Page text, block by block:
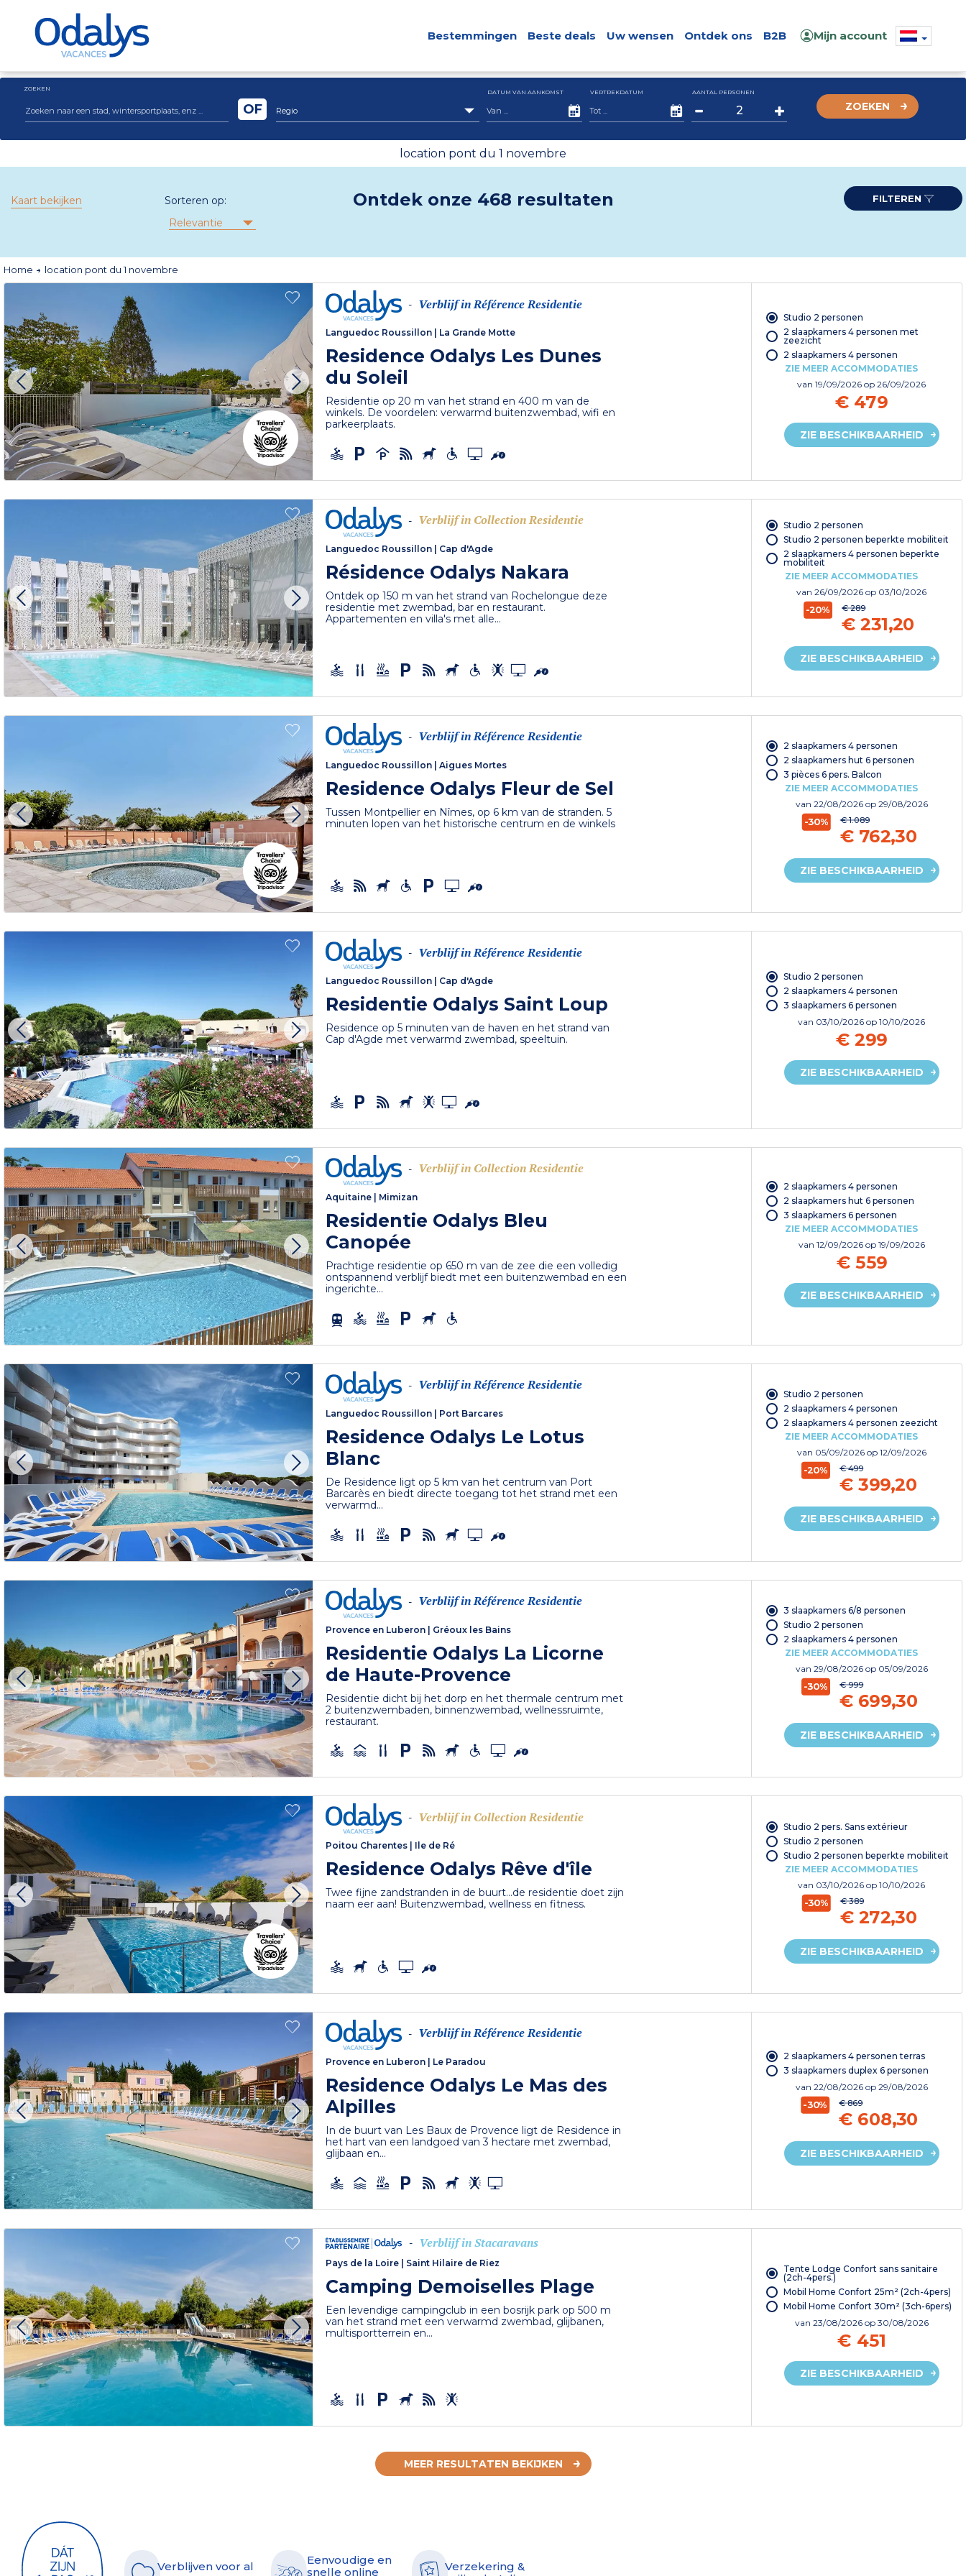
Bestemmingen Beste deals Uw wensen Ontdek ons B2B Mijn account
ZOEKEN
Regio
OF
DATUM VAN AANKOMST VERTREKDATUM AANTAL PERSONEN
ZOEKEN
location pont du 1 novembre
Kaart bekijken
Sorteren op:
Relevantie
Ontdek onze 468 resultaten FILTEREN
Home location pont du 1 novembre
- Verblijf in Référence Residentie
Languedoc Roussillon La Grande Motte
Residence Odalys Les Dunes
du Soleil
Residentie op 20 m van het strand en 400 m van de
winkels. De voordelen: verwarmd buitenzwembad, wifi en
parkeerplaats.
Studio 2 personen
2 slaapkamers 4 personen met
zeezicht
2 slaapkamers 4 personen
ZIE MEER ACCOMMODATIES
van19/09/2026op 26/09/2026
€ 479
ZIE BESCHIKBAARHEID
- Verblijf in Collection Residentie
Languedoc Roussillon Cap d'Agde
Résidence Odalys Nakara
Ontdek op 150 m van het strand van Rochelongue deze
residentie met zwembad, bar en restaurant.
Appartementen en villa's met alle...
Studio 2 personen
Studio 2 personen beperkte mobiliteit
2 slaapkamers 4 personen beperkte
mobiliteit
ZIE MEER ACCOMMODATIES
van26/09/2026op 03/10/2026
-20% € 289
€ 231,20
ZIE BESCHIKBAARHEID
- Verblijf in Référence Residentie
Languedoc Roussillon |Aigues Mortes
Residence Odalys Fleur de Sel
Tussen Montpellier en Nîmes, op 6 km van de stranden. 5
minuten lopen van het historische centrum en de winkels
2 slaapkamers 4 personen
2 slaapkamers hut 6 personen
3 pièces 6 pers. Balcon
ZIE MEER ACCOMMODATIES
van 22/08/2026 op 29/08/2026
-30% € 1.089
€ 762,30
ZIE BESCHIKBAARHEID
- Verblijf in Référence Residentie
Languedoc Roussillon Cap d'Agde
Residentie Odalys Saint Loup
Residence op 5 minuten van de haven en het strand van
Cap d'Agde met verwarmd zwembad, speeltuin.
Studio 2 personen
2 slaapkamers 4 personen
3 slaapkamers 6 personen
van 03/10/2026op 10/10/2026
€ 299
ZIE BESCHIKBAARHEID
- Verblijf in Collection Residentie
Aquitaine Mimizan
Residentie Odalys Bleu
Canopée
Prachtige residentie op 650 m van de zee die een volledig
ontspannend verblijf biedt met een buitenzwembad en een
ingerichte...
2 slaapkamers 4 personen
2 slaapkamers hut 6 personen
3 slaapkamers 6 personen
ZIE MEER ACCOMMODATIES
van 12/09/2026 op 19/09/2026
€ 559
ZIE BESCHIKBAARHEID
- Verblijf in Référence Residentie
Languedoc Roussillon Port Barcares
Residence Odalys Le Lotus
Blanc
De Residence ligt op 5 km van het centrum van Port
Barcarès en biedt directe toegang tot het strand met een
verwarmd...
Studio 2 personen
2 slaapkamers 4 personen
2 slaapkamers 4 personen zeezicht
ZIE MEER ACCOMMODATIES
van 05/09/2026 op 12/09/2026
-20% € 499
€ 399,20
ZIE BESCHIKBAARHEID
- Verblijf in Référence Residentie
Provence en Luberon | Gréoux les Bains
Residentie Odalys La Licorne
de Haute-Provence
Residentie dicht bij het dorp en het thermale centrum met
2 buitenzwembaden, binnenzwembad, wellnessruimte,
restaurant.
3 slaapkamers 6/8 personen
Studio 2 personen
2 slaapkamers 4 personen
ZIE MEER ACCOMMODATIES
van 29/08/2026 op 05/09/2026
-30% € 999
€ 699,30
ZIE BESCHIKBAARHEID
- Verblijf in Collection Residentie
Poitou Charentes Ile de Ré
Residence Odalys Rêve d'île
Twee fijne zandstranden in de buurt...de residentie doet zijn
naam eer aan! Buitenzwembad, wellness en fitness.
Studio 2 pers. Sans extérieur
Studio 2 personen
Studio 2 personen beperkte mobiliteit
ZIE MEER ACCOMMODATIES
van 03/10/2026op 10/10/2026
-30% € 389
€ 272,30
ZIE BESCHIKBAARHEID
- Verblijf in Référence Residentie
Provence en Luberon Le Paradou
Residence Odalys Le Mas des
Alpilles
In de buurt van Les Baux de Provence ligt de Residence in
het hart van een landgoed van 3 hectare met zwembad,
glijbaan en...
2 slaapkamers 4 personen terras
3 slaapkamers duplex 6 personen
van 22/08/2026 op 29/08/2026
-30% € 869
€ 608,30
ZIE BESCHIKBAARHEID
- Verblijf in Stacaravans
Pays de la Loire Saint Hilaire de Riez
Camping Demoiselles Plage
Een levendige campingclub in een bosrijk park op 500 m
van het strand met een verwarmd zwembad, glijbanen,
multisportterrein en...
Tente Lodge Confort sans sanitaire
(2ch-4pers.)
Mobil Home Confort 25m² (2ch-4pers)
Mobil Home Confort 30m² (3ch-6pers)
van 23/08/2026 op 30/08/2026
€ 451
ZIE BESCHIKBAARHEID
MEER RESULTATEN BEKIJKEN
Verblijven voor al
Eenvoudige en
snelle online
Verzekering &